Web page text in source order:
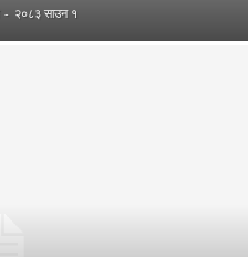
- २०८३ साउन १